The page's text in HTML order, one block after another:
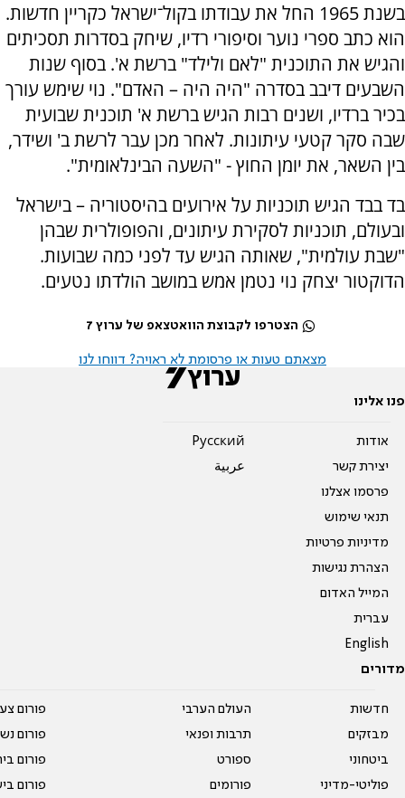
בשנת 1965 החל את עבודתו בקול־ישראל כקריין חדשות.
הוא כתב ספרי נוער וסיפורי רדיו, שיחק בסדרות תסכיתים
והגיש את התוכנית "לאם ולילד" ברשת א'. בסוף שנות
השבעים דיבב בסדרה "היה היה – האדם". נוי שימש עורך
בכיר ברדיו, ושנים רבות הגיש ברשת א' תוכנית שבועית
שבה סקר קטעי עיתונות. לאחר מכן עבר לרשת ב' ושידר,
בין השאר, את יומן החוץ - "השעה הבינלאומית".
בד בבד הגיש תוכניות על אירועים בהיסטוריה – בישראל
ובעולם, תוכניות לסקירת עיתונים, והפופולרית שבהן
"שבת עולמית", שאותה הגיש עד לפני כמה שבועות.
הדוקטור יצחק נוי נטמן אמש במושב הולדתו נטעים.
הצטרפו לקבוצת הוואטצאפ של ערוץ 7
מצאתם טעות או פרסומת לא ראויה? דווחו לנו
פנו אלינו
אודות
יצירת קשר
פרסמו אצלנו
תנאי שימוש
מדיניות פרטיות
הצהרת נגישות
המייל האדום
עברית
English
Pусский
عربية
מדורים
חדשות
מבזקים
ביטחוני
פוליטי-מדיני
העולם הערבי
תרבות ופנאי
ספורט
פורומים
פורום
פורום
פורום
פורום